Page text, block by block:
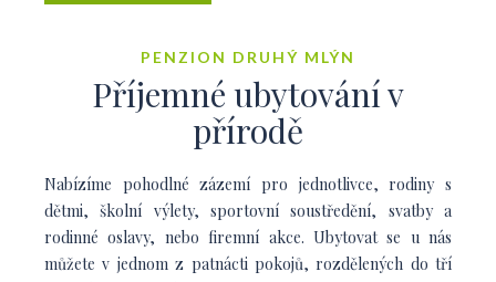
PENZION DRUHÝ MLÝN
Příjemné ubytování v
přírodě
Nabízíme pohodlné zázemí pro jednotlivce, rodiny s
dětmi, školní výlety, sportovní soustředění, svatby a
rodinné oslavy, nebo firemní akce. Ubytovat se u nás
můžete v jednom z patnácti pokojů, rozdělených do tří